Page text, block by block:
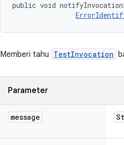
public void
Memberi tahu TestInvocation
Parameter
message